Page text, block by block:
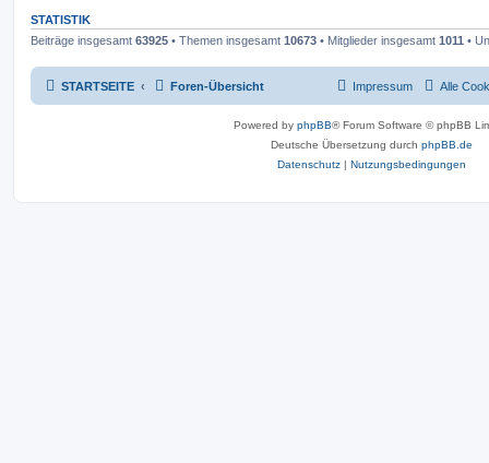
STATISTIK
Beiträge insgesamt 63925 • Themen insgesamt 10673 • Mitglieder insgesamt 1011 •
STARTSEITE Foren-Übersicht Alle
Impressum
Powered by phpBB® Forum Software © phpBB
Deutsche Übersetzung durch phpBB.de
Datenschutz | Nutzungsbedingungen